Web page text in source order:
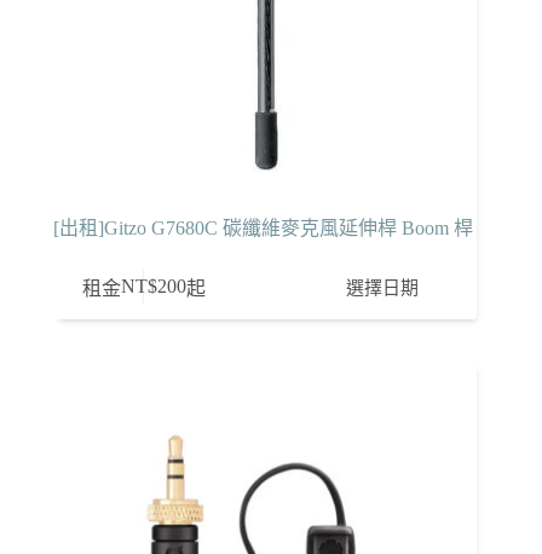
[出租]Gitzo G7680C 碳纖維麥克風延伸桿 Boom 桿
租金NT$200起 選擇日期